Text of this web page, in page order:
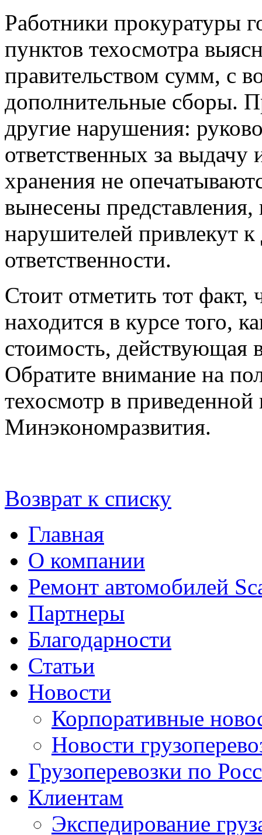
Работники прокуратуры
пунктов техосмотра
правительством сумм, с
дополнительные сборы.
другие нарушения:
ответственных за выдачу
хранения не
вынесены представления,
нарушителей привлекут
ответственности.
Стоит отметить тот факт,
находится в курсе того,
стоимость, действующая
Обратите внимание на
техосмотр в приведенной
Минэкономразвития.
Возврат к списку
Главная
О компании
Ремонт автомобилей
Партнеры
Благодарности
Статьи
Новости
Корпоративные
Новости
Грузоперевозки по
Клиентам
Экспедирование